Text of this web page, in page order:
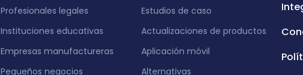
Profesionales legales
Instituciones educativas
Empresas manufactureras
Pequeños negocios
Estudios de caso
Actualizaciones de productos
Aplicación móvil
Alternativas